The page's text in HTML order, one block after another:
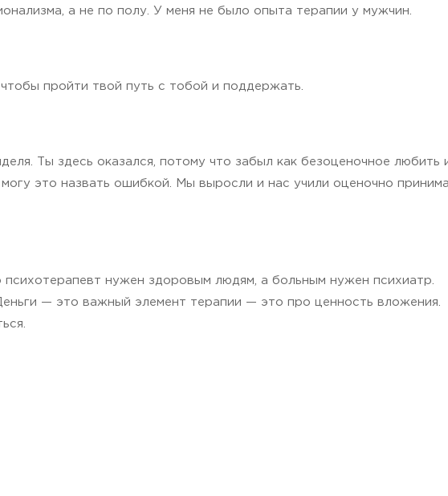
а не по полу. У меня не было опыта терапии у мужчин.
пройти твой путь с тобой и поддержать.
Ты здесь оказался, потому что забыл как безоценочное любить
это назвать ошибкой. Мы выросли и нас учили оценочно
нужен здоровым людям, а больным нужен психиатр.
— это важный элемент терапии — это про ценность вложения.